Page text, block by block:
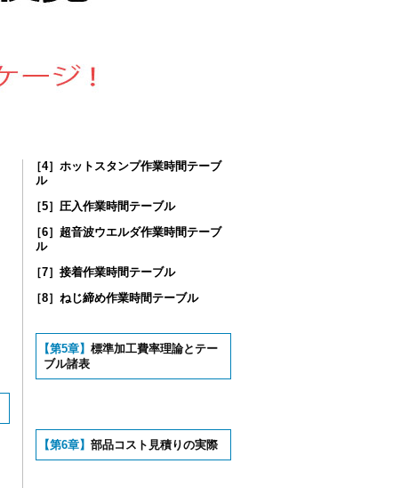
［4］ホットスタンプ作業時間テーブ
ル
［5］圧入作業時間テーブル
［6］超音波ウエルダ作業時間テーブ
ル
［7］接着作業時間テーブル
［8］ねじ締め作業時間テーブル
【第5章】 標準加工費率理論とテー
ブル諸表
【第6章】 部品コスト見積りの実際